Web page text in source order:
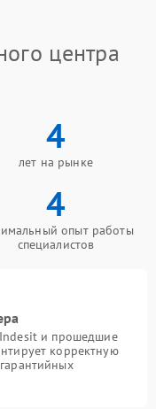
центра
4
лет на рынке
4
опыт работы
специалистов
Indesit и прошедшие
корректную